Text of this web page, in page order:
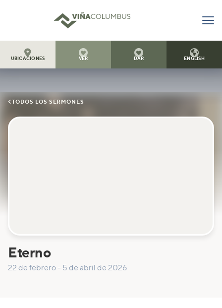

UBICACIONES

VER

DAR

ENGLISH
TODOS LOS SERMONES
Eterno
22 de febrero - 5 de abril de 2026